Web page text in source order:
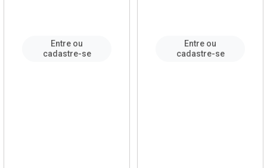
Entre ou
cadastre-se
Entre ou
cadastre-se